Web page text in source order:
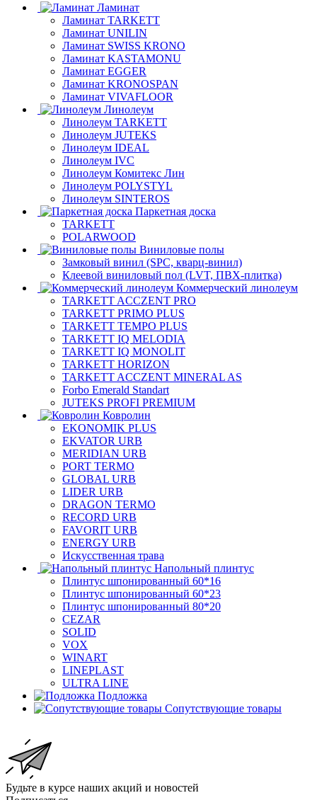
Ламинат
Ламинат TARKETT
Ламинат UNILIN
Ламинат SWISS KRONO
Ламинат KASTAMONU
Ламинат EGGER
Ламинат KRONOSPAN
Ламинат VIVAFLOOR
Линолеум
Линолеум TARKETT
Линолеум JUTEKS
Линолеум IDEAL
Линолеум IVC
Линолеум Комитекс Лин
Линолеум POLYSTYL
Линолеум SINTEROS
Паркетная доска
TARKETT
POLARWOOD
Виниловые полы
Замковый винил (SPC, кварц-винил)
Клеевой виниловый пол (LVT, ПВХ-плитка)
Коммерческий линолеум
TARKETT ACCZENT PRO
TARKETT PRIMO PLUS
TARKETT TEMPO PLUS
TARKETT IQ MELODIA
TARKETT IQ MONOLIT
TARKETT HORIZON
TARKETT ACCZENT MINERAL AS
Forbo Emerald Standart
JUTEKS PROFI PREMIUM
Ковролин
EKONOMIK PLUS
EKVATOR URB
MERIDIAN URB
PORT TERMO
GLOBAL URB
LIDER URB
DRAGON TERMO
RECORD URB
FAVORIT URB
ENERGY URB
Искусственная трава
Напольный плинтус
Плинтус шпонированный 60*16
Плинтус шпонированный 60*23
Плинтус шпонированный 80*20
CEZAR
SOLID
VOX
WINART
LINEPLAST
ULTRA LINE
Подложка
Сопутствующие товары
Будьте в курсе наших акций и новостей